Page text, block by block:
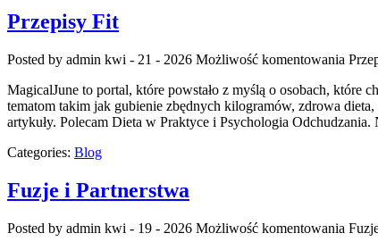
Przepisy Fit
Posted by admin kwi - 21 - 2026 Możliwość komentowania
MagicalJune to portal, które powstało z myślą o osobach, które
tematom takim jak gubienie zbędnych kilogramów, zdrowa
artykuły. Polecam Dieta w Praktyce i Psychologia
Categories: Blog
Fuzje i Partnerstwa
Posted by admin kwi - 19 - 2026 Możliwość komentowania